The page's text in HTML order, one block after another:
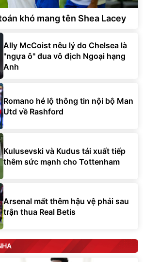
khó mang tên Shea Lacey
Ally McCoist nêu lý do Chelsea là
"ngựa ô" đua vô địch Ngoại hạng
Anh
Romano hé lộ thông tin nội bộ Man
Utd về Rashford
Kulusevski và Kudus tái xuất tiếp
thêm sức mạnh cho Tottenham
Arsenal mất thêm hậu vệ phải sau
trận thua Real Betis